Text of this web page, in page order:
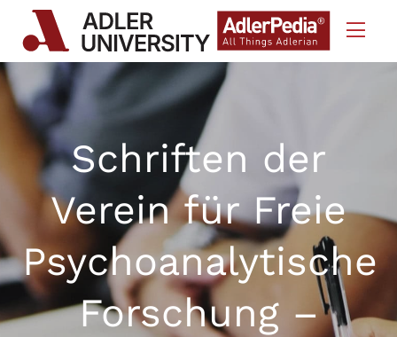
Skip to Content
Schriften der
Verein für Freie
Psychoanalytische
Forschung –